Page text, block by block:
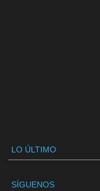
LO ÚLTIMO
SÍGUENOS